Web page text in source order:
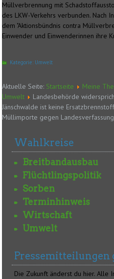
Müllverbrennung mit
des LKW-Verkehrs verbunden. Nach
dem "Aktionsbündnis contra
Einwender und Einwenderinnen ihre
Kategorie: Umwelt
Aktuelle Seite: Startseite Meine
Umwelt
Landesbehörde
Jänschwalde ist keine
Müllimporte gegen Landesverfassung
Wahlkreise
Breitbandausbau
Flüchtlingspolitik
Sorben
Terminhinweis
Wirtschaft
Umwelt
Pressemitteilungen
Die Zukunft änderst du hier. Alle